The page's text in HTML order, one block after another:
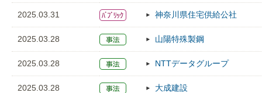
2025.03.31 神奈川県住宅供給公社
2025.03.28 山陽特殊製鋼
2025.03.28 NTTデータグループ
2025.03.28 大成建設